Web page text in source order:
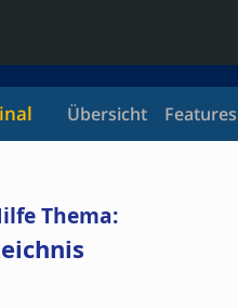
Übersicht Features
Thema: